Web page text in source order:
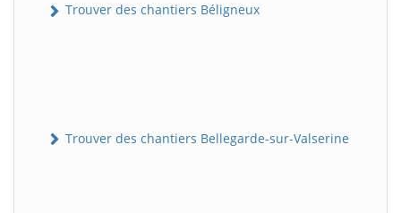
Trouver des chantiers Béligneux
Trouver des chantiers Bellegarde-sur-Valserine